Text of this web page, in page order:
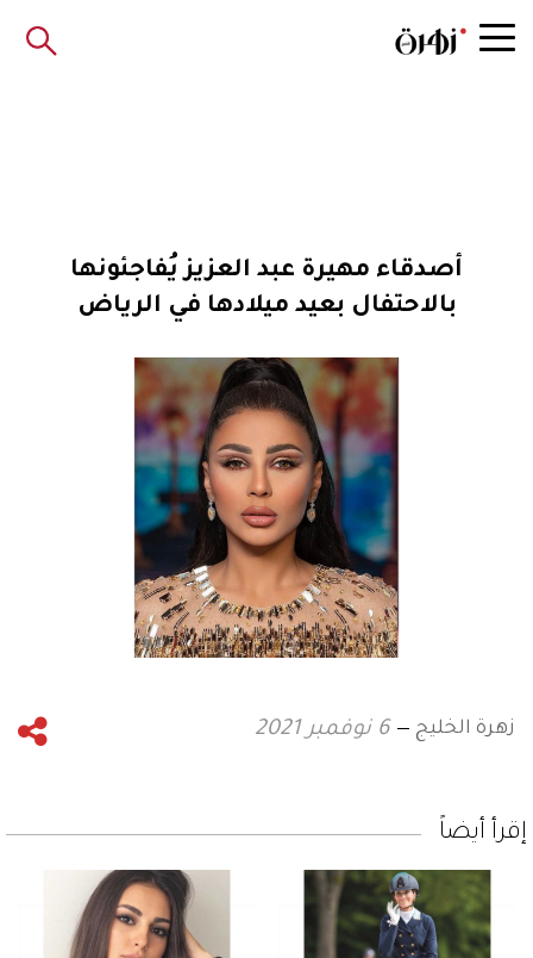
أصدقاء مهيرة عبد العزيز يُفاجئونها
بالاحتفال بعيد ميلادها في الرياض
زهرة الخليج 6 نوفمبر 2021
إقرأ أيضاً